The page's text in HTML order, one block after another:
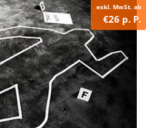
exkl. MwSt. ab
€26 p. P.